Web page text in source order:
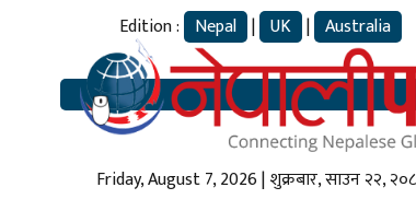
Edition : Nepal | UK | Australia
Friday, August 7, 2026 | शुक्रबार, साउन २२,